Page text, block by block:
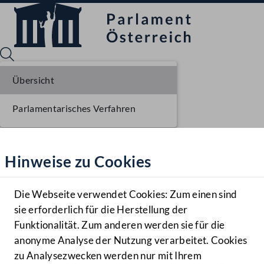
Hilfe
Benutzer
Navigationsmenü öffnen
MENÜ
Hinweise zu Cookies
Die Webseite verwendet Cookies: Zum einen sind
sie erforderlich für die Herstellung der
Funktionalität. Zum anderen werden sie für die
anonyme Analyse der Nutzung verarbeitet. Cookies
zu Analysezwecken werden nur mit Ihrem
Übersicht
Parlamentarisches Verfahren